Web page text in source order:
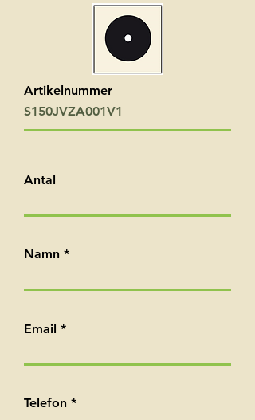
Artikelnummer
S150JVZA001V1
Antal
Namn
Email
Telefon